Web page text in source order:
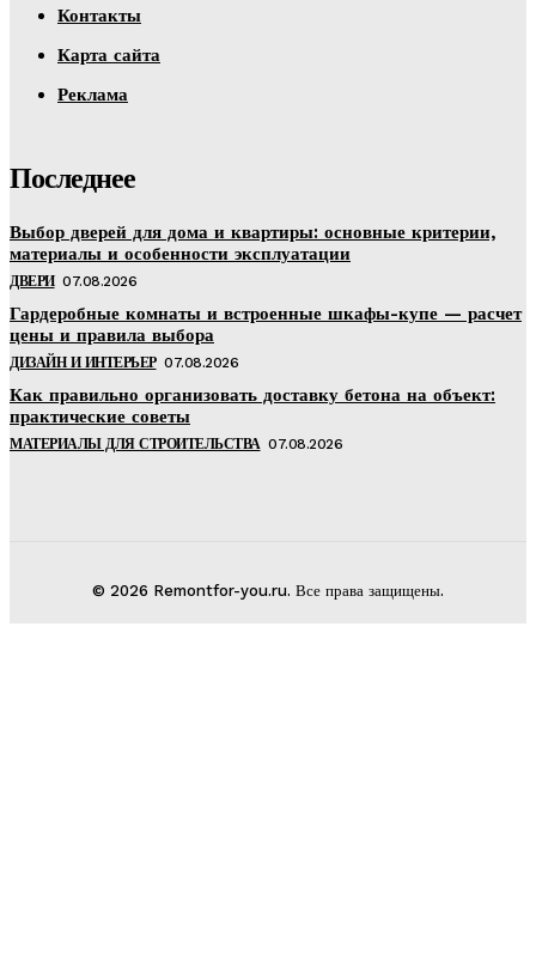
Контакты
Карта сайта
Реклама
Последнее
Выбор дверей для дома и квартиры: основные критерии,
материалы и особенности эксплуатации
ДВЕРИ 07.08.2026
Гардеробные комнаты и встроенные шкафы-купе — расчет
цены и правила выбора
ДИЗАЙН И ИНТЕРЬЕР 07.08.2026
Как правильно организовать доставку бетона на объект:
практические советы
МАТЕРИАЛЫ ДЛЯ СТРОИТЕЛЬСТВА 07.08.2026
© 2026 Remontfor-you.ru. Все права защищены.